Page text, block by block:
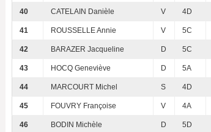
40 CATELAIN Danièle V 4D
41 ROUSSELLE Annie V 5C
42 BARAZER Jacqueline D 5C
43 HOCQ Geneviève D 5A
44 MARCOURT Michel S 4D
45 FOUVRY Françoise V 4A
46 BODIN Michèle D 5D